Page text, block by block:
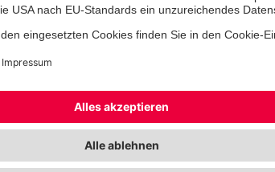
Ihre E-Mail-Adresse
Ich habe die Datenschutzbestimmungen